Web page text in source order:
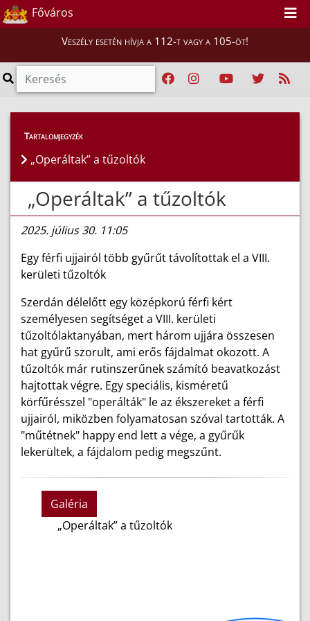
Főváros
Veszély esetén hívja a 112-t vagy a 105-öt!
Híreink > Hírek
Tartalomjegyzék
„Operáltak” a tűzoltók
„Operáltak” a tűzoltók
2025. július 30. 11:05
Egy férfi ujjairól több gyűrűt távolítottak el a VIII.
kerületi tűzoltók
Szerdán délelőtt egy középkorú férfi kért
személyesen segítséget a VIII. kerületi
tűzoltólaktanyában, mert három ujjára összesen
hat gyűrű szorult, ami erős fájdalmat okozott. A
tűzoltók már rutinszerűnek számító beavatkozást
hajtottak végre. Egy speciális, kisméretű
körfűrésszel "operálták" le az ékszereket a férfi
ujjairól, miközben folyamatosan szóval tartották. A
"műtétnek" happy end lett a vége, a gyűrűk
lekerültek, a fájdalom pedig megszűnt.
Galéria
„Operáltak” a tűzoltók